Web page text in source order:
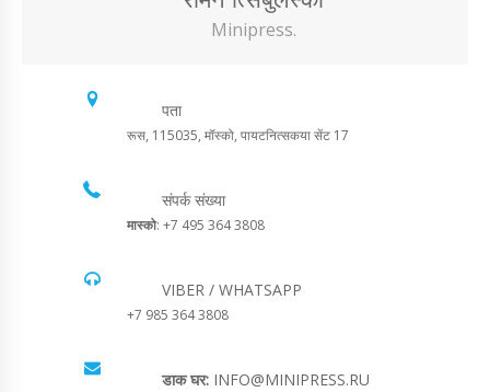
Minipress.
पता
रूस, 115035, मॉस्को, पायटनित्सकया सेंट 17
संपर्क संख्या
मास्को: +7 495 364 3808
VIBER / WHATSAPP
+7 985 364 3808
डाक घर: INFO@MINIPRESS.RU